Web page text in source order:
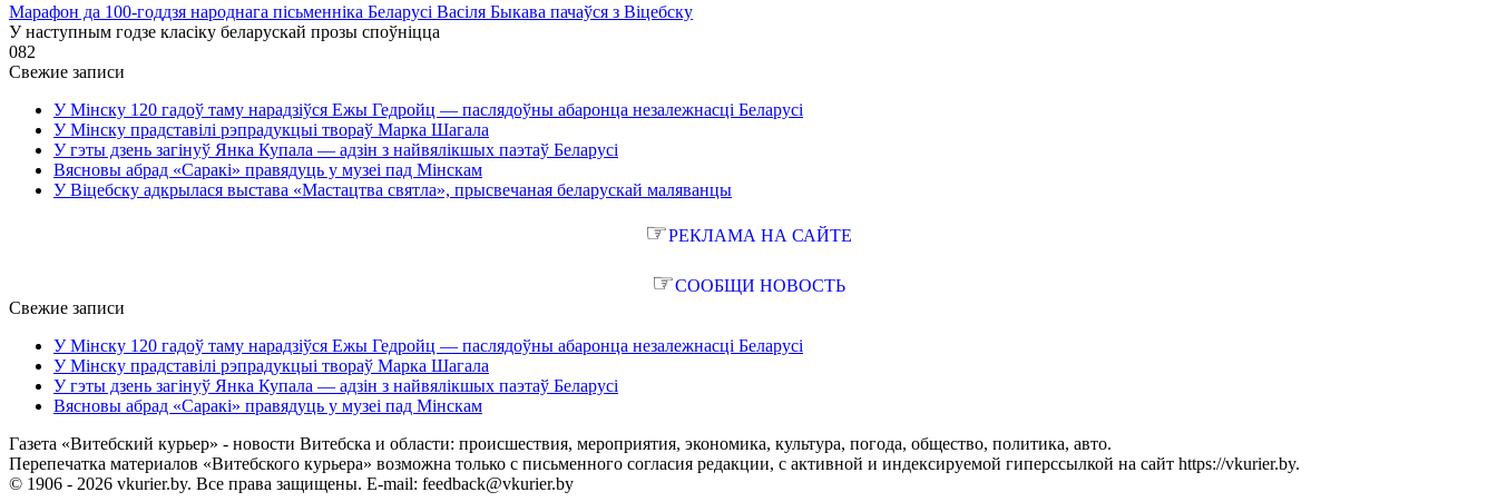
Марафон да 100-годдзя народнага пісьменніка Беларусі Васіля Быкава пачаўся з Віцебску
У наступным годзе класіку беларускай прозы споўніцца
082
Свежие записи
У Мінску 120 гадоў таму нарадзіўся Ежы Гедройц — паслядоўны абаронца незалежнасці Беларусі
У Мінску прадставілі рэпрадукцыі твораў Марка Шагала
У гэты дзень загінуў Янка Купала — адзін з найвялікшых паэтаў Беларусі
Вясновы абрад «Саракі» правядуць у музеі пад Мінскам
У Віцебску адкрылася выстава «Мастацтва святла», прысвечаная беларускай маляванцы
☞РЕКЛАМА НА САЙТЕ
☞СООБЩИ НОВОСТЬ
Свежие записи
У Мінску 120 гадоў таму нарадзіўся Ежы Гедройц — паслядоўны абаронца незалежнасці Беларусі
У Мінску прадставілі рэпрадукцыі твораў Марка Шагала
У гэты дзень загінуў Янка Купала — адзін з найвялікшых паэтаў Беларусі
Вясновы абрад «Саракі» правядуць у музеі пад Мінскам
Газета «Витебский курьер» - новости Витебска и области: происшествия, мероприятия, экономика, культура, погода, общество, политика, авто.
Перепечатка материалов «Витебского курьера» возможна только с письменного согласия редакции, с активной и индексируемой гиперссылкой на сайт https://vkurier.by.
© 1906 - 2026 vkurier.by. Все права защищены. E-mail: feedback@vkurier.by